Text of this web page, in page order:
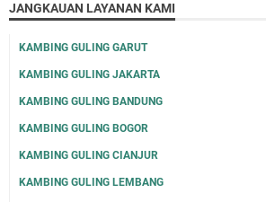
JANGKAUAN LAYANAN KAMI
KAMBING GULING GARUT
KAMBING GULING JAKARTA
KAMBING GULING BANDUNG
KAMBING GULING BOGOR
KAMBING GULING CIANJUR
KAMBING GULING LEMBANG